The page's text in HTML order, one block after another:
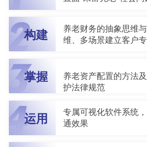
构建
养老财务的抽象思维
维、多场景建立客户
掌握
养老资产配置的方法
护法律规范
运用
专属可视化软件系统
通效果